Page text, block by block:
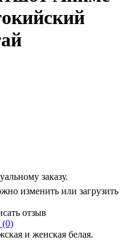
заказу.
изменить или загрузить
отзыв
и женская белая.